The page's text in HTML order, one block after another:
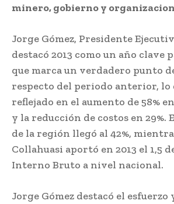
minero, gobierno y
Jorge Gómez, Presidente
destacó 2013 como un año clave
que marca un verdadero punto
respecto del periodo anterior, lo
reflejado en el aumento de 58%
y la reducción de costos en 29%.
de la región llegó al 42%,
Collahuasi aportó en 2013 el 1,5
Interno Bruto a nivel nacional.
Jorge Gómez destacó el